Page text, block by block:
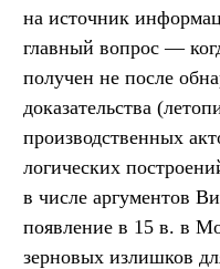
на источник
главный вопрос —
получен не после
доказательства
производственных
логических
в числе аргументов
появление в 15 в. в
зерновых излишков